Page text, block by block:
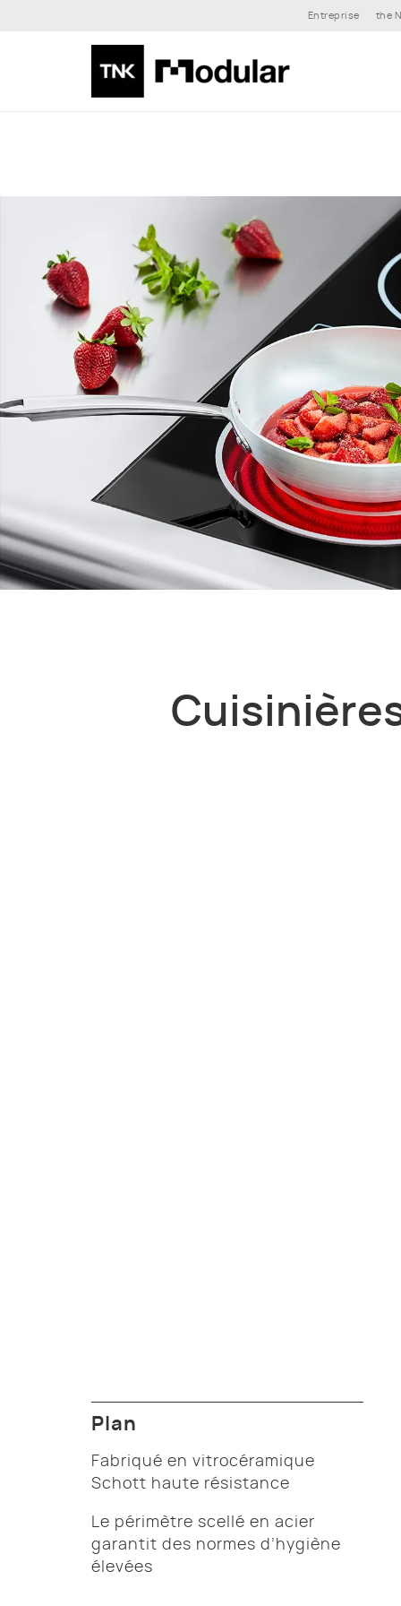
Entreprise the
Plan
Fabriqué en vitrocéramique
Schott haute résistance
Le périmètre scellé en acier
garantit des normes d’hygiène
élevées